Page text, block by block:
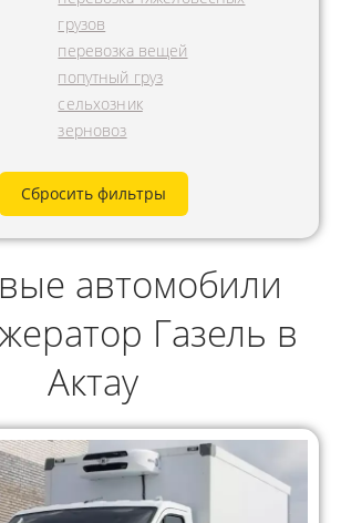
грузов
перевозка вещей
попутный груз
сельхозник
зерновоз
Сбросить фильтры
автомобили
Газель в
Актау